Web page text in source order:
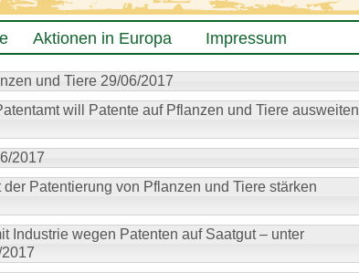
und Tiere 29/06/2017
will Patente auf Pflanzen und Tiere ausweiten
2017
Patentierung von Pflanzen und Tiere stärken
Industrie wegen Patenten auf Saatgut – unter
Aktionen in Europa Impressum